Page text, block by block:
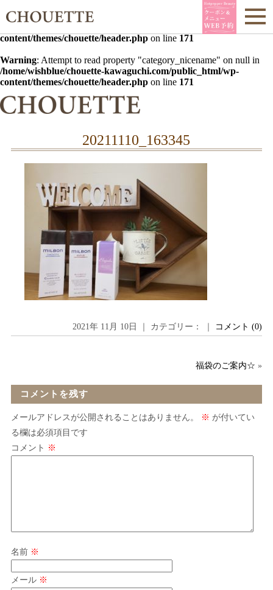
Warning : Undefined array key 0 in
/home/wishblue/chouette-
content/themes/chouette/header.php on line 171
Warning: Attempt to read property "category_nicename" on null in
/home/wishblue/chouette-kawaguchi.com/public_html/wp-
content/themes/chouette/header.php on line 171
20211110_163345
2021年 11月 10日 ｜ カテゴリー： ｜ コメント (0)
福袋のご案内☆ »
コメントを残す
メールアドレスが公開されることはありません。 ※ が付いてい
る欄は必須項目です
コメント ※
名前 ※
メール ※